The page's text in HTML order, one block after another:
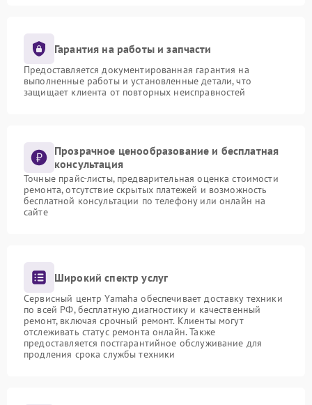
Гарантия на работы и запчасти
Предоставляется документированная гарантия на
выполненные работы и установленные детали, что
защищает клиента от повторных неисправностей
Прозрачное ценообразование и бесплатная
консультация
Точные прайс-листы, предварительная оценка стоимости
ремонта, отсутствие скрытых платежей и возможность
бесплатной консультации по телефону или онлайн на
сайте
Широкий спектр услуг
Сервисный центр Yamaha обеспечивает доставку техники
по всей РФ, бесплатную диагностику и качественный
ремонт, включая срочный ремонт. Клиенты могут
отслеживать статус ремонта онлайн. Также
предоставляется постгарантийное обслуживание для
продления срока службы техники